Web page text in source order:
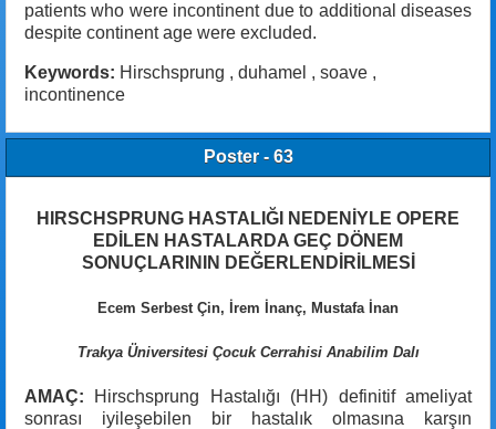
patients who were incontinent due to additional diseases
despite continent age were excluded.
Keywords: Hirschsprung , duhamel , soave ,
incontinence
Poster - 63
HIRSCHSPRUNG HASTALIĞI NEDENİYLE OPERE
EDİLEN HASTALARDA GEÇ DÖNEM
SONUÇLARININ DEĞERLENDİRİLMESİ
Ecem Serbest Çin, İrem İnanç, Mustafa İnan
Trakya Üniversitesi Çocuk Cerrahisi Anabilim Dalı
AMAÇ: Hirschsprung Hastalığı (HH) definitif ameliyat
sonrası iyileşebilen bir hastalık olmasına karşın